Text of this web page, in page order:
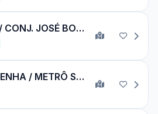
PENHA / CONJ. JOSÉ BONIFÁCIO
TERM. PENHA / METRÔ SANTANA